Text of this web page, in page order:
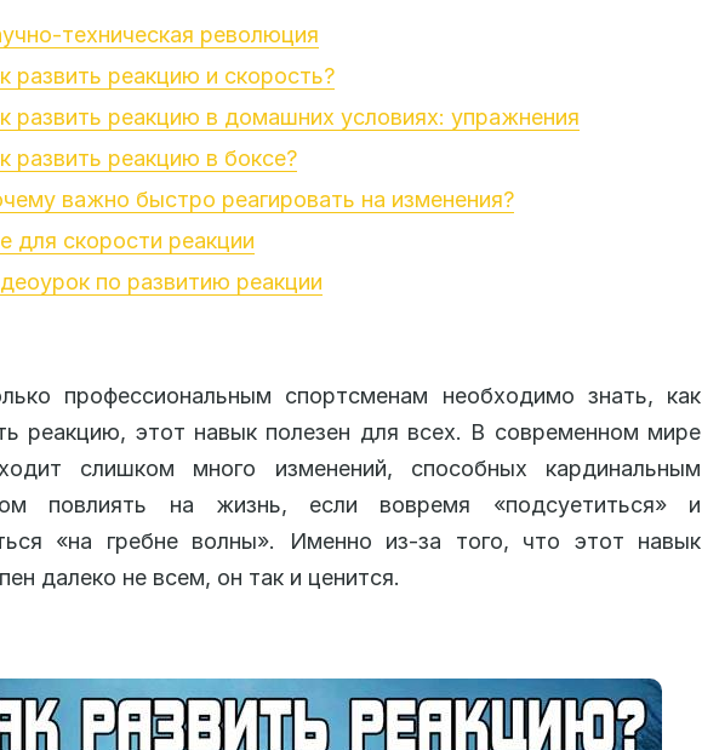
техническая революция
развить реакцию и скорость?
развить реакцию в домашних условиях: упражнения
развить реакцию в боксе?
важно быстро реагировать на изменения?
для скорости реакции
по развитию реакции
профессиональным спортсменам необходимо знать, как
реакцию, этот навык полезен для всех. В современном мире
слишком много изменений, способных кардинальным
повлиять на жизнь, если вовремя «подсуетиться» и
«на гребне волны». Именно из-за того, что этот навык
далеко не всем, он так и ценится.